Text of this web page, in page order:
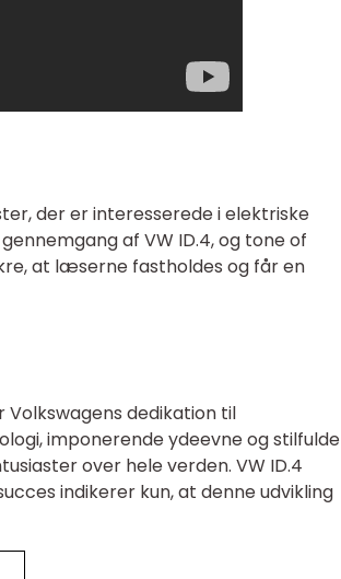
der er interesserede i elektriske
af VW ID.4, og tone of
at læserne fastholdes og får en
Volkswagens dedikation til
imponerende ydeevne og stilfulde
over hele verden. VW ID.4
indikerer kun, at denne udvikling